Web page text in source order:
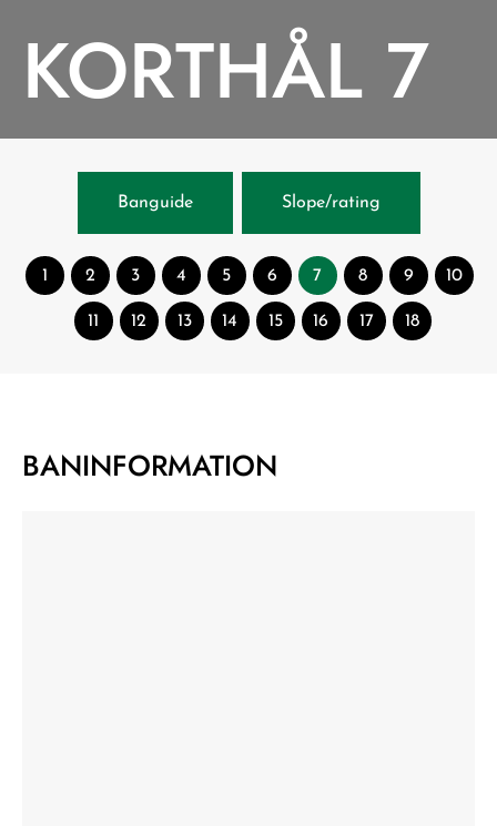
KORTHÅL 7
Banguide Slope/rating
1 2 3 4 5 6 7 8 9 10
11 12 13 14 15 16 17 18
BANINFORMATION